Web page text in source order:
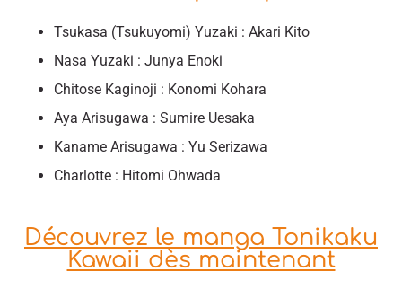
Tsukasa (Tsukuyomi) Yuzaki : Akari Kito
Nasa Yuzaki : Junya Enoki
Chitose Kaginoji : Konomi Kohara
Aya Arisugawa : Sumire Uesaka
Kaname Arisugawa : Yu Serizawa
Charlotte : Hitomi Ohwada
Découvrez le manga Tonikaku
Kawaii dès maintenant